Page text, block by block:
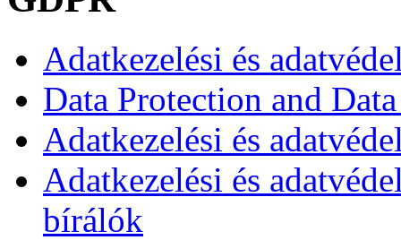
Adatkezelési és
Data Protection and
Adatkezelési és
Adatkezelési és
bírálók